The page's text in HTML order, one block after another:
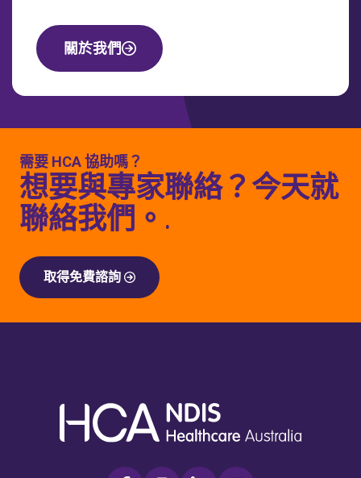
關於我們
需要 HCA 協助嗎？
想要與專家聯絡？今天就
聯絡我們。.
取得免費諮詢